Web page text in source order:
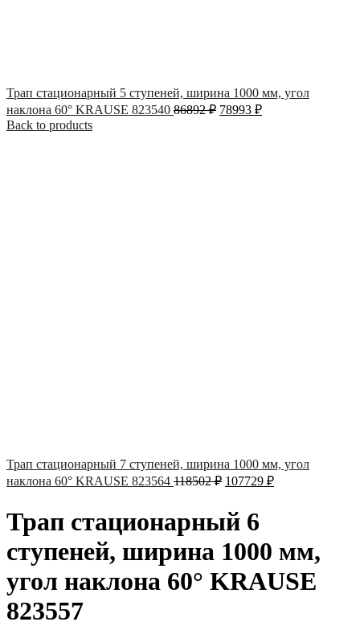
Трап стационарный 5 ступеней, ширина 1000 мм, угол
наклона 60° KRAUSE 823540 86892₽ 78993 ₽
Back to products
Трап стационарный 7 ступеней, ширина 1000 мм, угол
наклона 60° KRAUSE 823564 118502₽ 107729 ₽
Трап стационарный 6
ступеней, ширина 1000 мм,
угол наклона 60° KRAUSE
823557